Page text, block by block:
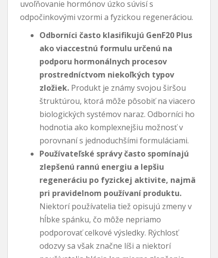
uvoľňovanie hormónov úzko súvisí s
odpočinkovými vzormi a fyzickou regeneráciou.
Odborníci často klasifikujú GenF20 Plus
ako viaccestnú formulu určenú na
podporu hormonálnych procesov
prostredníctvom niekoľkých typov
zložiek. Produkt je známy svojou širšou
štruktúrou, ktorá môže pôsobiť na viacero
biologických systémov naraz. Odborníci ho
hodnotia ako komplexnejšiu možnosť v
porovnaní s jednoduchšími formuláciami.
Používateľské správy často spomínajú
zlepšenú rannú energiu a lepšiu
regeneráciu po fyzickej aktivite, najmä
pri pravidelnom používaní produktu.
Niektorí používatelia tiež opisujú zmeny v
hĺbke spánku, čo môže nepriamo
podporovať celkové výsledky. Rýchlosť
odozvy sa však značne líši a niektorí